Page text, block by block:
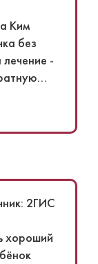
Ким
без
-
2ГИС
хороший